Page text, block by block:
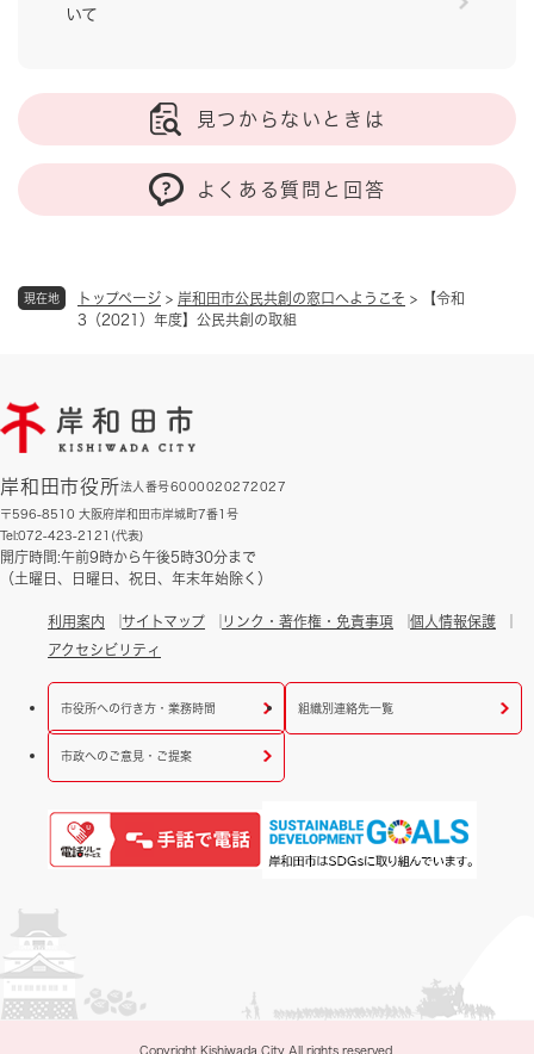
現在地 トップページ > 岸和田市公民共創の窓口へようこそ >
【令和
3（2021）年度】公民共創の取組
いて
見つからないときは
よくある質問と回答
岸和田市役所法人番号6000020272027
〒596-8510 大阪府岸和田市岸城町7番1号
Tel:072-423-2121(代表)
開庁時間:午前9時から午後5時30分まで
（土曜日、日曜日、祝日、年末年始除く）
利用案内 サイトマップ リンク・著作権・免責事項
個人情報保護
アクセシビリティ
市役所への行き方・業務時間 組織別連絡先一覧
市政へのご意見・ご提案
Copyright Kishiwada City All rights reserved.